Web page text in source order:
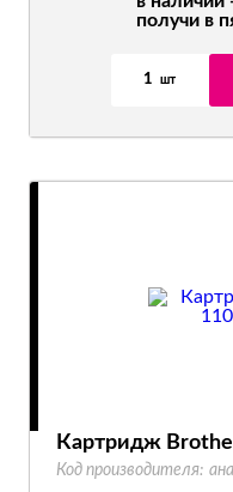
получи в
1 шт
Картридж
Код производителя: